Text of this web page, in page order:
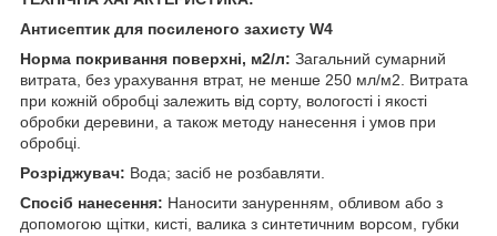
Антисептик для посиленого захисту W4
Норма покривання поверхні, м2/л: Загальний сумарний
витрата, без урахування втрат, не менше 250 мл/м2. Витрата
при кожній обробці залежить від сорту, вологості і якості
обробки деревини, а також методу нанесення і умов при
обробці.
Розріджувач: Вода; засіб не розбавляти.
Спосіб нанесення: Наносити зануренням, обливом або з
допомогою щітки, кисті, валика з синтетичним ворсом, губки